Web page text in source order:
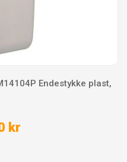
Endestykke plast,
kr